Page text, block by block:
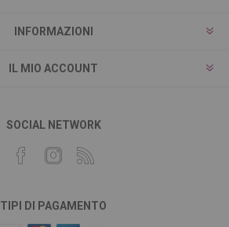
INFORMAZIONI
IL MIO ACCOUNT
SOCIAL NETWORK
TIPI DI PAGAMENTO